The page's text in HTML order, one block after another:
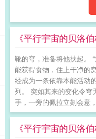
《平行宇宙的贝洛
靴的穹，准备将他扶起。
能获得食物，住上干净的
经成为一条依靠本能活动
列。 突如其来的变化令穹
手，一旁的佩拉立刻会意
《平行宇宙的贝洛